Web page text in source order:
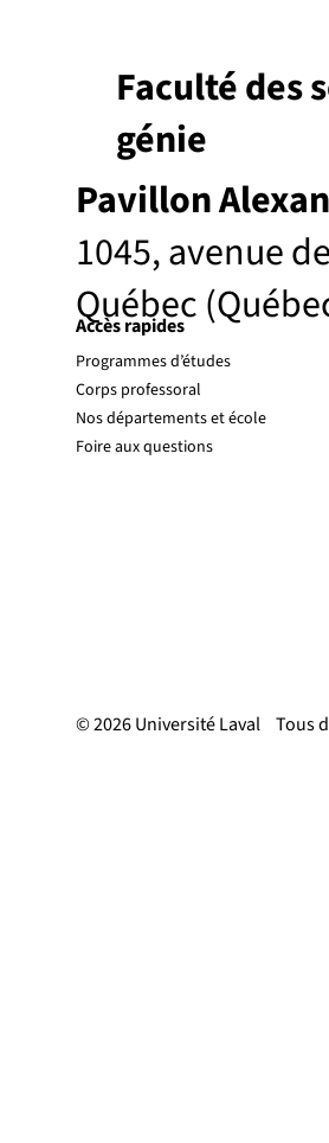
Pavillon
1045, avenue
Québec
Faculté des
génie
Accès rapides
Programmes d’études
Corps professoral
Nos départements et école
Foire aux questions
Tous
© 2026 Université Laval